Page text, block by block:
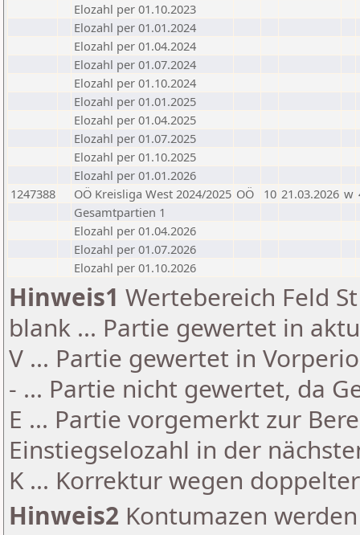
Elozahl per 01.10.2023
Elozahl per 01.01.2024
Elozahl per 01.04.2024
Elozahl per 01.07.2024
Elozahl per 01.10.2024
Elozahl per 01.01.2025
Elozahl per 01.04.2025
Elozahl per 01.07.2025
Elozahl per 01.10.2025
Elozahl per 01.01.2026
1247388
OÖ Kreisliga West 2024/2025 OÖ 10 21.03.2026 w
Gesamtpartien 1
Elozahl per 01.04.2026
Elozahl per 01.07.2026
Elozahl per 01.10.2026
Hinweis1 Wertebereich Feld
blank ... Partie gewertet in
V ... Partie gewertet in
- ... Partie nicht gewertet, da
E ... Partie vorgemerkt zur
Einstiegselozahl in der
K ... Korrektur wegen
Hinweis2 Kontumazen